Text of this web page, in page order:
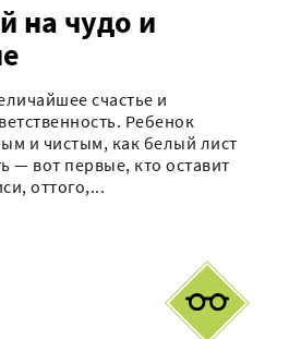
на чудо и
счастье и
Ребенок
и чистым, как белый лист
— вот первые, кто оставит
оттого,...